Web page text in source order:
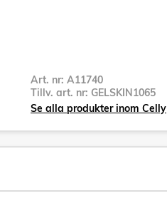
Art. nr: A11740
Tillv. art. nr: GELSKIN1065
Se alla produkter inom Celly